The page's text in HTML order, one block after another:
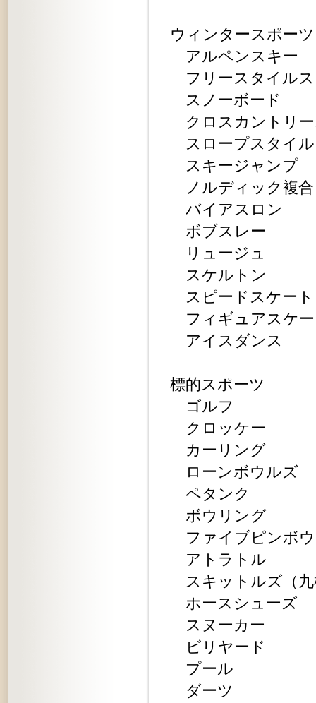
ウィンタースポーツ
アルペンスキー
フリースタイル
スノーボード
クロスカントリ
スロープスタイル
スキージャンプ
ノルディック複合
バイアスロン
ボブスレー
リュージュ
スケルトン
スピードスケート
フィギュアスケ
アイスダンス
標的スポーツ
ゴルフ
クロッケー
カーリング
ローンボウルズ
ペタンク
ボウリング
ファイブピンボ
アトラトル
スキットルズ（九
ホースシューズ
スヌーカー
ビリヤード
プール
ダーツ